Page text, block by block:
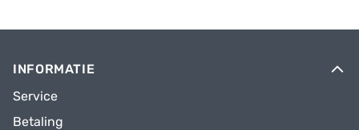
INFORMATIE
Service
Betaling